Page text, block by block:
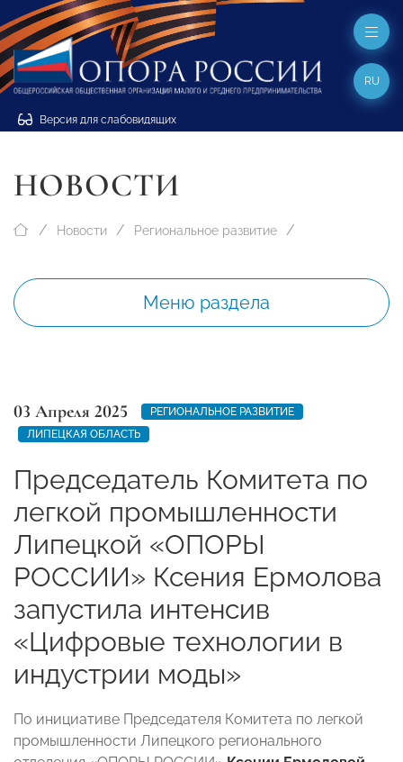
Версия для слабовидящих
RU
НОВОСТИ
Новости Региональное развитие
Меню раздела
03 Апреля 2025
РЕГИОНАЛЬНОЕ РАЗВИТИЕ
ЛИПЕЦКАЯ ОБЛАСТЬ
Председатель Комитета по
легкой промышленности
Липецкой «ОПОРЫ
РОССИИ» Ксения Ермолова
запустила интенсив
«Цифровые технологии в
индустрии моды»
По инициативе Председателя Комитета по легкой
промышленности Липецкого регионального